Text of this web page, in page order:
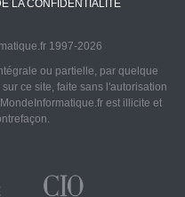
LA CONFIDENTIALITÉ
1997-2026
ou partielle, par quelque
ce site, faite sans l'autorisation
est illicite et